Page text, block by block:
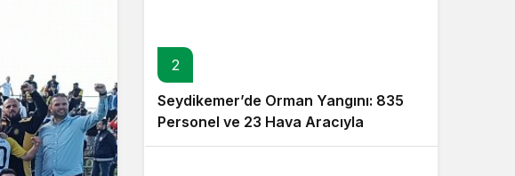
2
Seydikemer’de Orman Yangını: 835
Personel ve 23 Hava Aracıyla
Müdahale Sürüyor